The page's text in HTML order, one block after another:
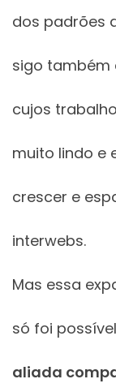
dos padrões
sigo também
cujos
muito lindo e
crescer e
interwebs.
Mas essa
só foi
aliada